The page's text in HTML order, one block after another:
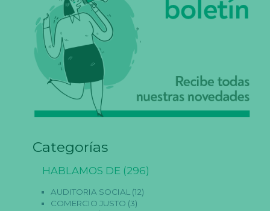
Categorías
HABLAMOS DE (296)
AUDITORIA SOCIAL(12)
COMERCIO JUSTO (3)